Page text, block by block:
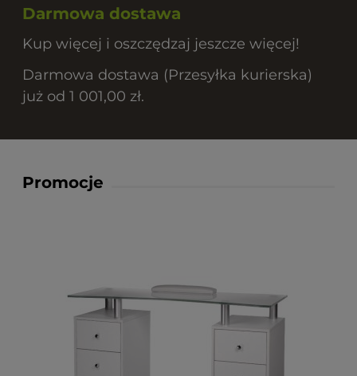
Darmowa dostawa
Kup więcej i oszczędzaj jeszcze więcej!
Darmowa dostawa (Przesyłka kurierska)
już od 1 001,00 zł.
Promocje